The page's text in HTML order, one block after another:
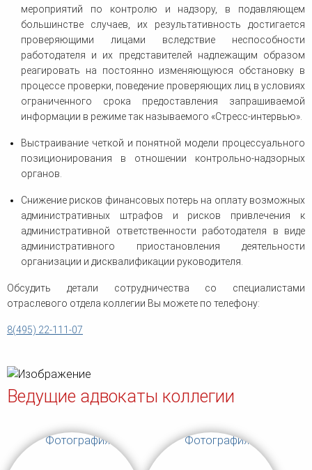
мероприятий по контролю и надзору, в подавляющем
большинстве случаев, их результативность достигается
проверяющими лицами вследствие неспособности
работодателя и их представителей надлежащим образом
реагировать на постоянно изменяющуюся обстановку в
процессе проверки, поведение проверяющих лиц в условиях
ограниченного срока предоставления запрашиваемой
информации в режиме так называемого «Стресс-интервью».
Выстраивание четкой и понятной модели процессуального
позиционирования в отношении контрольно-надзорных
органов.
Снижение рисков финансовых потерь на оплату возможных
административных штрафов и рисков привлечения к
административной ответственности работодателя в виде
административного приостановления деятельности
организации и дисквалификации руководителя.
Обсудить детали сотрудничества со специалистами
отраслевого отдела коллегии Вы можете по телефону:
8(495) 22-111-07
Ведущие адвокаты коллегии